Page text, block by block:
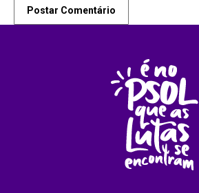
Postar Comentário